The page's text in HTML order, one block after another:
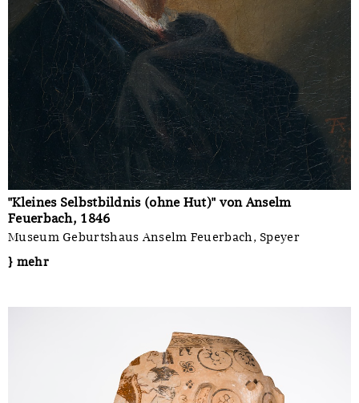
"Kleines Selbstbildnis (ohne Hut)" von Anselm
Feuerbach, 1846
Museum Geburtshaus Anselm Feuerbach, Speyer
} mehr